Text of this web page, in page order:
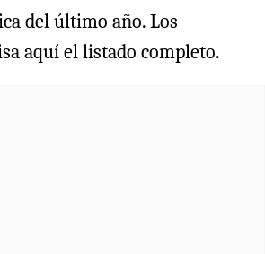
del último año. Los
aquí el listado completo.